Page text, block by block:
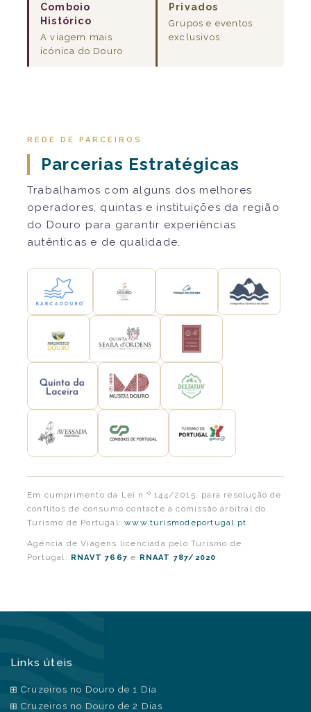
Comboio
Histórico
A viagem mais
icónica do Douro
Privados
Grupos e eventos
exclusivos
REDE DE PARCEIROS
Parcerias Estratégicas
Trabalhamos com alguns dos melhores
operadores, quintas e instituições da região
do Douro para garantir experiências
autênticas e de qualidade.
Em cumprimento da Lei n.º 144/2015, para resolução de
conflitos de consumo contacte a comissão arbitral do
Turismo de Portugal:www.turismodeportugal.pt
Agência de Viagens licenciada pelo Turismo de
Portugal: RNAVT 7667 e RNAAT 787/2020
Links úteis
Cruzeiros no Douro de 1 Dia
Cruzeiros no Douro de 2 Dias